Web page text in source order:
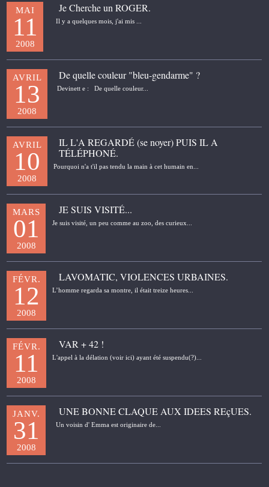
MAI
11
2008
Je Cherche un ROGER.
Il y a quelques mois, j'ai mis ...
AVRIL
13
2008
De quelle couleur "bleu-gendarme" ?
Devinett e : De quelle couleur...
AVRIL
10
2008
IL L'A REGARDÉ (se noyer) PUIS IL A
TÉLÉPHONÉ.
Pourquoi n'a t'il pas tendu la main à cet humain en...
MARS
01
2008
JE SUIS VISITÉ...
Je suis visité, un peu comme au zoo, des curieux...
FÉVR.
12
2008
LAVOMATIC, VIOLENCES URBAINES.
L’homme regarda sa montre, il était treize heures...
FÉVR.
11
2008
VAR + 42 !
L'appel à la délation (voir ici) ayant été suspendu(?)...
JANV.
31
2008
UNE BONNE CLAQUE AUX IDEES REçUES.
Un voisin d' Emma est originaire de...